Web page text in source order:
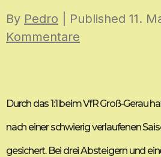
By Pedro | Published 11.
Kommentare
Durch das 1:1 beim VfR Groß-Gerau
nach einer schwierig verlaufenen
gesichert. Bei drei Absteigern und